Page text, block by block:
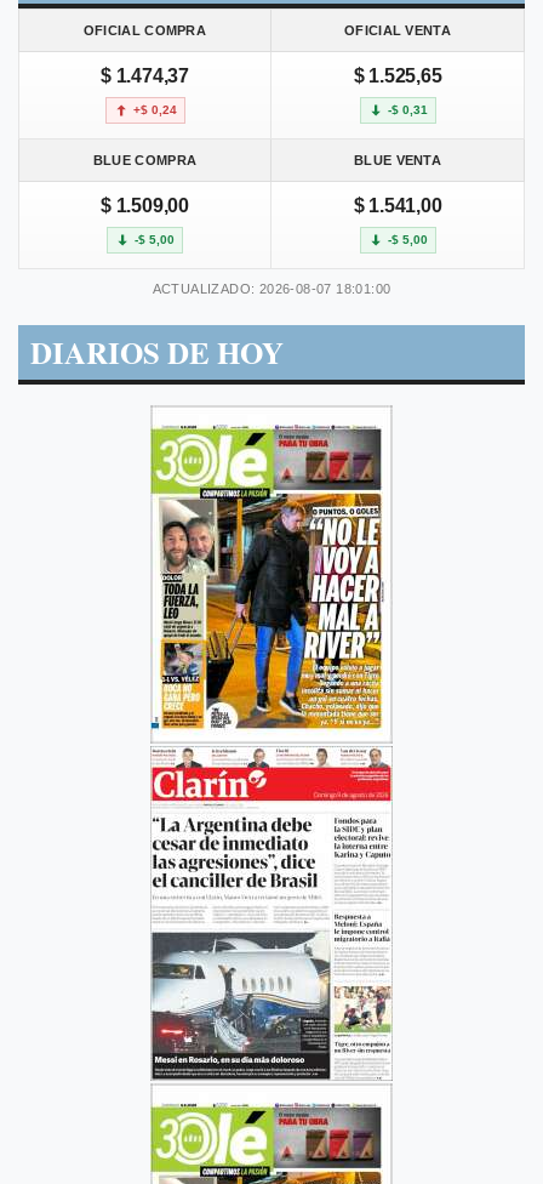
OFICIAL COMPRA OFICIAL VENTA
$ 1.474,37
+$ 0,24
$ 1.525,65
-$ 0,31
BLUE COMPRA BLUE VENTA
$ 1.509,00
-$ 5,00
$ 1.541,00
-$ 5,00
ACTUALIZADO: 2026-08-07 18:01:00
DIARIOS DE HOY